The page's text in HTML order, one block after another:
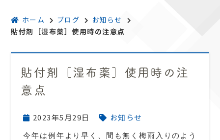
ホーム ブログ
お知らせ
貼付剤［湿布薬］使用時の注意点
貼付剤［湿布薬］使用時の注
意点
2023年5月29日 お知らせ
今年は例年より早く、間も無く梅雨入りのよう